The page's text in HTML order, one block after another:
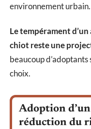
environnement urbain.
Le tempérament
chiot reste une
beaucoup
choix.
Adoption
réduction du